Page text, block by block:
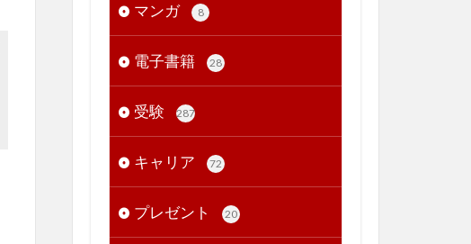
マンガ
8
電子書籍 28
受験 287
キャリア 72
プレゼント 20